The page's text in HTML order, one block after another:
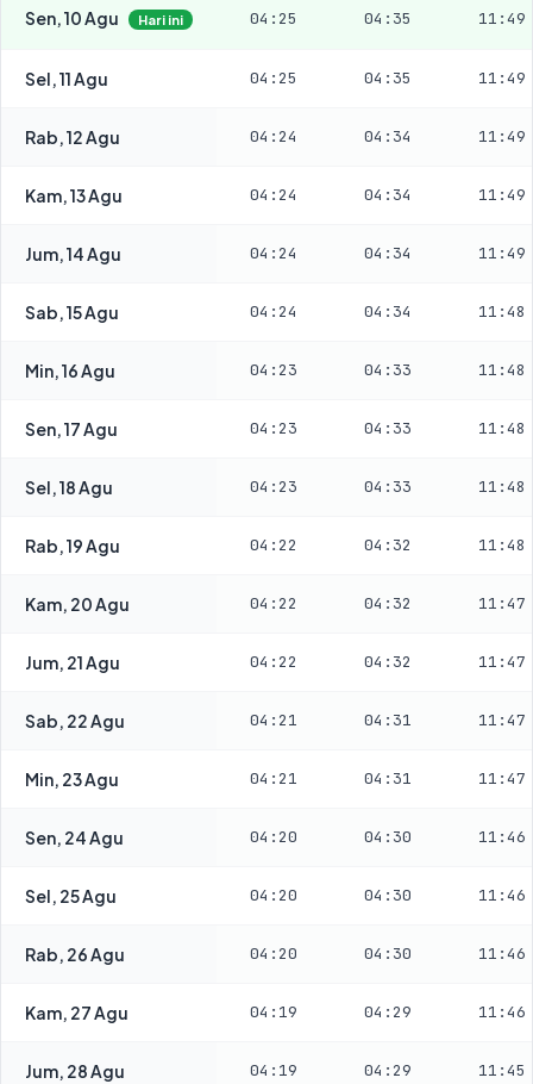
Sen, 10 Agu Hari ini 04:25 04:35 11:49
Sel, 11 Agu 04:25 04:35 11:49
Rab, 12 Agu 04:24 04:34 11:49
Kam, 13 Agu 04:24 04:34 11:49
Jum, 14 Agu 04:24 04:34 11:49
Sab, 15 Agu 04:24 04:34 11:48
Min, 16 Agu 04:23 04:33 11:48
Sen, 17 Agu 04:23 04:33 11:48
Sel, 18 Agu 04:23 04:33 11:48
Rab, 19 Agu 04:22 04:32 11:48
Kam, 20 Agu 04:22 04:32 11:47
Jum, 21 Agu 04:22 04:32 11:47
Sab, 22 Agu 04:21 04:31 11:47
Min, 23 Agu 04:21 04:31 11:47
Sen, 24 Agu 04:20 04:30 11:46
Sel, 25 Agu 04:20 04:30 11:46
Rab, 26 Agu 04:20 04:30 11:46
Kam, 27 Agu 04:19 04:29 11:46
Jum, 28 Agu 04:19 04:29 11:45